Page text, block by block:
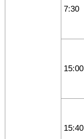
7:30
15:00
15:40